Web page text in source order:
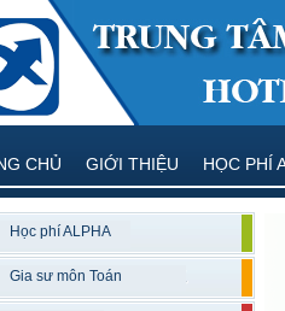
CHỦ GIỚI THIỆU HỌC PHÍ
Học phí ALPHA
Gia sư môn Toán